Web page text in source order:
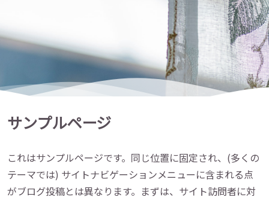
サンプルページ
これはサンプルページです。同じ位置に固定され、(多くの
テーマでは) サイトナビゲーションメニューに含まれる点
がブログ投稿とは異なります。まずは、サイト訪問者に対